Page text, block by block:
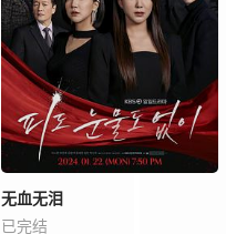
无血无泪
已完结